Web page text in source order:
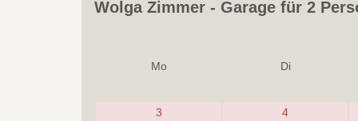
Wolga Zimmer - Garage für 2
Mo Di
3
4